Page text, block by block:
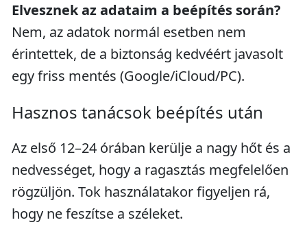
Elvesznek az adataim a beépítés során?
Nem, az adatok normál esetben nem
érintettek, de a biztonság kedvéért javasolt
egy friss mentés (Google/iCloud/PC).
Hasznos tanácsok beépítés után
Az első 12–24 órában kerülje a nagy hőt és a
nedvességet, hogy a ragasztás megfelelően
rögzüljön. Tok használatakor figyeljen rá,
hogy ne feszítse a széleket.